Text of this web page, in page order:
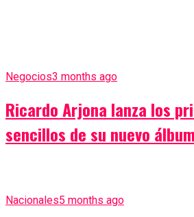
Negocios3 months ago
Ricardo Arjona lanza los
sencillos de su nuevo álbum
Nacionales5 months ago